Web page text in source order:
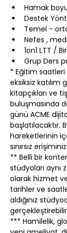
Hamak
Destek
Temel -
Nefes ,
1on1 LTT /
Grup Ders
* Eğitim
eksiksiz katılım
kitapçıkları ve
buluşmasında
günü ACME
başlatılacaktır.
hareketlerinin
sınırsız
** Belli bir
stüdyoları aynı
olarak hizmet
tarihler ve
aldığınız
*** Hamilelik,